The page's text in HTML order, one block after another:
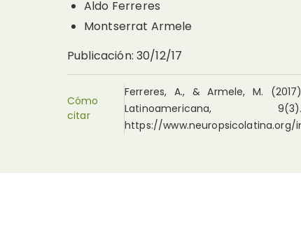
Aldo Ferreres
Montserrat Armele
Publicación: 30/12/17
Cómo
citar
Ferreres, A., & Armele, M.
https://www.neuropsicolatina.org/